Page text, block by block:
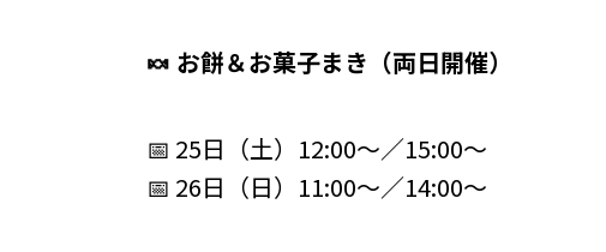
🍬 お餅＆お菓子まき（両日開催）
📅 25日（土）12:00～／15:00～
📅 26日（日）11:00～／14:00～